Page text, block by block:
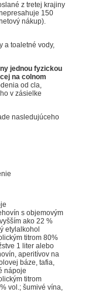
z tretej krajiny
150
nákup).
a toaletné vody,
jednou fyzickou
na colnom
od cla,
v zásielke
nasledujúceho
s objemovým
ako 22 %
etylalkohol
titrom 80%
1 liter alebo
aperitívov na
báze, tafia,
nápoje
titrom
vol.; šumivé vína,